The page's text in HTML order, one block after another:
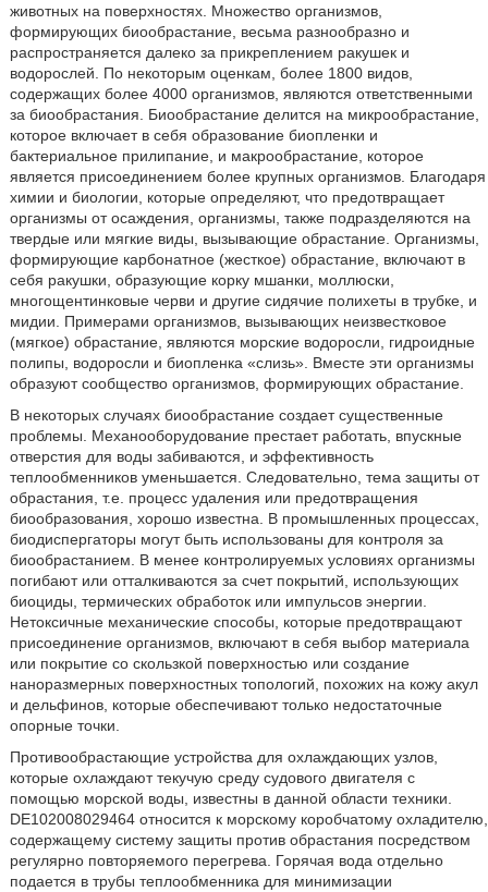
животных на поверхностях. Множество организмов,
формирующих биообрастание, весьма разнообразно и
распространяется далеко за прикреплением ракушек и
водорослей. По некоторым оценкам, более 1800 видов,
содержащих более 4000 организмов, являются ответственными
за биообрастания. Биообрастание делится на микрообрастание,
которое включает в себя образование биопленки и
бактериальное прилипание, и макрообрастание, которое
является присоединением более крупных организмов. Благодаря
химии и биологии, которые определяют, что предотвращает
организмы от осаждения, организмы, также подразделяются на
твердые или мягкие виды, вызывающие обрастание. Организмы,
формирующие карбонатное (жесткое) обрастание, включают в
себя ракушки, образующие корку мшанки, моллюски,
многощентинковые черви и другие сидячие полихеты в трубке, и
мидии. Примерами организмов, вызывающих неизвестковое
(мягкое) обрастание, являются морские водоросли, гидроидные
полипы, водоросли и биопленка «слизь». Вместе эти организмы
образуют сообщество организмов, формирующих обрастание.
В некоторых случаях биообрастание создает существенные
проблемы. Механооборудование престает работать, впускные
отверстия для воды забиваются, и эффективность
теплообменников уменьшается. Следовательно, тема защиты от
обрастания, т.е. процесс удаления или предотвращения
биообразования, хорошо известна. В промышленных процессах,
биодиспергаторы могут быть использованы для контроля за
биообрастанием. В менее контролируемых условиях организмы
погибают или отталкиваются за счет покрытий, использующих
биоциды, термических обработок или импульсов энергии.
Нетоксичные механические способы, которые предотвращают
присоединение организмов, включают в себя выбор материала
или покрытие со скользкой поверхностью или создание
наноразмерных поверхностных топологий, похожих на кожу акул
и дельфинов, которые обеспечивают только недостаточные
опорные точки.
Противообрастающие устройства для охлаждающих узлов,
которые охлаждают текучую среду судового двигателя с
помощью морской воды, известны в данной области техники.
DE102008029464 относится к морскому коробчатому охладителю,
содержащему систему защиты против обрастания посредством
регулярно повторяемого перегрева. Горячая вода отдельно
подается в трубы теплообменника для минимизации